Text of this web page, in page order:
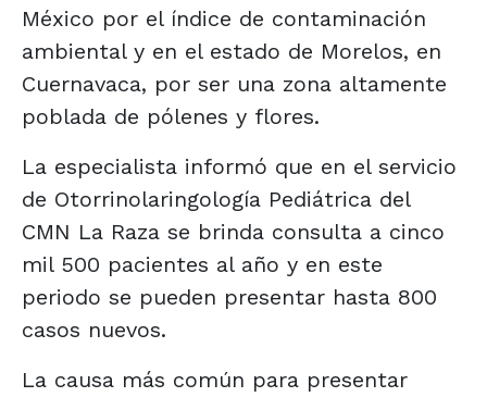
México por el índice de contaminación
ambiental y en el estado de Morelos, en
Cuernavaca, por ser una zona altamente
poblada de pólenes y flores.
La especialista informó que en el servicio
de Otorrinolaringología Pediátrica del
CMN La Raza se brinda consulta a cinco
mil 500 pacientes al año y en este
periodo se pueden presentar hasta 800
casos nuevos.
La causa más común para presentar